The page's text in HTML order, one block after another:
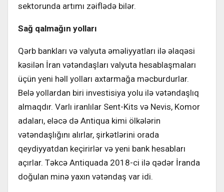
sektorunda artımı zəiflədə bilər.
Sağ qalmağın yolları
Qərb bankları və valyuta əməliyyatları ilə əlaqəsi
kəsilən İran vətəndaşları valyuta hesablaşmaları
üçün yeni həll yolları axtarmağa məcburdurlar.
Belə yollardan biri investisiya yolu ilə vətəndaşlıq
almaqdır. Varlı iranlılar Sent-Kits və Nevis, Komor
adaları, eləcə də Antiqua kimi ölkələrin
vətəndaşlığını alırlar, şirkətlərini orada
qeydiyyatdan keçirirlər və yeni bank hesabları
açırlar. Təkcə Antiquada 2018-ci ilə qədər İranda
doğulan minə yaxın vətəndaş var idi.